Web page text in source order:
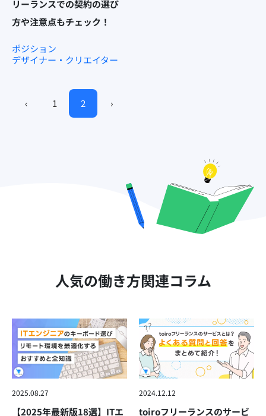
リーランスでの契約の選び
方や注意点もチェック！
ポジション
デザイナー・クリエイター
‹ 1 2 ›
人気の働き方関連コラム
2025.08.27
【2025年最新版18選】ITエ
2024.12.12
toiroフリーランスのサービ